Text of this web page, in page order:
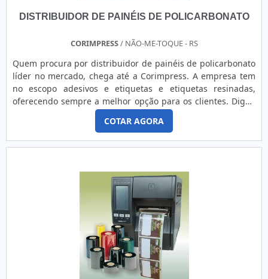
DISTRIBUIDOR DE PAINÉIS DE POLICARBONATO
CORIMPRESS/ NÃO-ME-TOQUE - RS
Quem procura por distribuidor de painéis de policarbonato
líder no mercado, chega até a Corimpress. A empresa tem
no escopo adesivos e etiquetas e etiquetas resinadas,
oferecendo sempre a melhor opção para os clientes. Digno
de nota também, que foram investidos valores
consideráveis em instalações de qualidade, aumentando a
eficiência da marca.A EMPRESA OFERECE DIVERSAS
VANTAGENSDiscorrendo ainda sobre fornecedor de painéis
empresas que prezam por produtos e serviços que tenham
elevada resistência e resistência térmica, pequenos
detalhes mas de grande valia para saber a procedência e
seriedade da empresa.Além disso, a empresa ainda oferece
soluções de impressão e adesivamento para o sucesso dos
produtos com responsabilidade com a marca, com o prazo
de entrega, qualidade, durabilidade e respeito ao meio
ambiente e produtos à pronta entrega. Com isso, os clientes
COTAR AGORA